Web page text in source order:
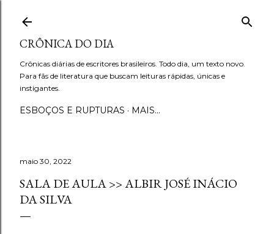
CRÔNICA DO DIA
Crônicas diárias de escritores brasileiros. Todo dia, um texto novo.
Para fãs de literatura que buscam leituras rápidas, únicas e
instigantes.
ESBOÇOS E RUPTURAS MAIS…
maio 30, 2022
SALA DE AULA >> ALBIR JOSÉ INÁCIO
DA SILVA